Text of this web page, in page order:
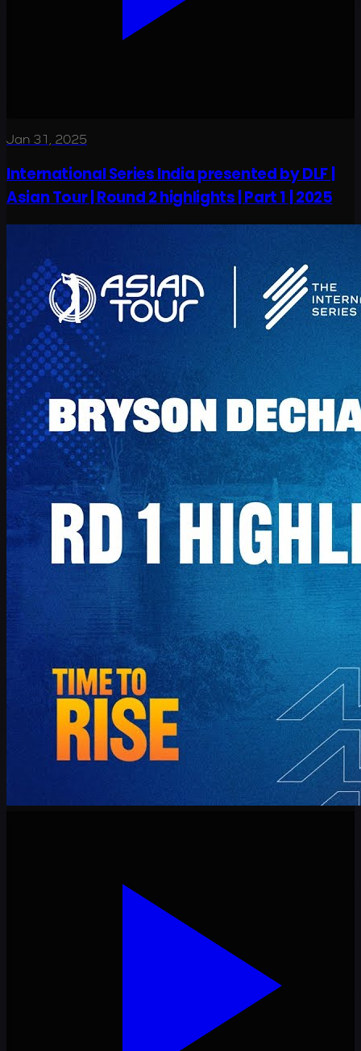
Jan 31, 2025
International Series India presented by DLF |
Asian Tour | Round 2 highlights | Part 1 | 2025